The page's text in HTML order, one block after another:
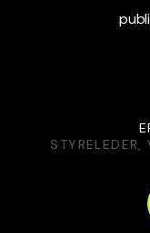
STYRELEDER,